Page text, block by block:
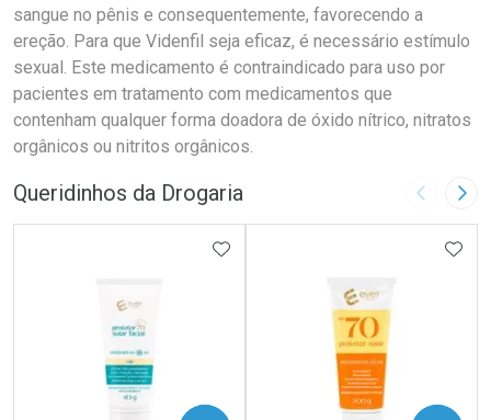
sangue no pênis e consequentemente, favorecendo a
ereção. Para que Videnfil seja eficaz, é necessário estímulo
sexual. Este medicamento é contraindicado para uso por
pacientes em tratamento com medicamentos que
contenham qualquer forma doadora de óxido nítrico, nitratos
orgânicos ou nitritos orgânicos.
Queridinhos da Drogaria Imagem
ADICIONAR AOS FAVORITOS